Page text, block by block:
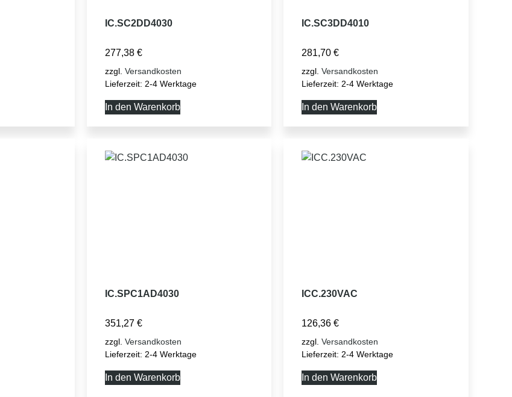
IC.SC2DD4030
277,38 €
zzgl. Versandkosten
Lieferzeit: 2-4 Werktage
In den Warenkorb
IC.SC3DD4010
281,70€
zzgl.Versandkosten
Lieferzeit: 2-4 Werktage
In den Warenkorb
IC.SPC1AD4030
351,27 €
zzgl. Versandkosten
Lieferzeit: 2-4 Werktage
In den Warenkorb
ICC.230VAC
126,36€
zzgl.Versandkosten
Lieferzeit: 2-4 Werktage
In den Warenkorb